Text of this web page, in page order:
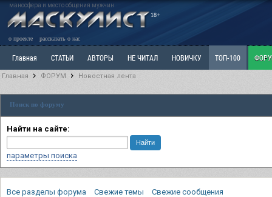
маносфера и место общения мужчин
18+
о проекте рассказать о нас
Главная СТАТЬИ АВТОРЫ НЕ ЧИТАЛ НОВИЧКУ ТОП-100
РАЗДЕЛ: Разное
Главная ФОРУМ Новостная лента
Поиск по форуму
Найти на сайте:
параметры поиска
Все разделы форума Свежие темы Свежие сообщения